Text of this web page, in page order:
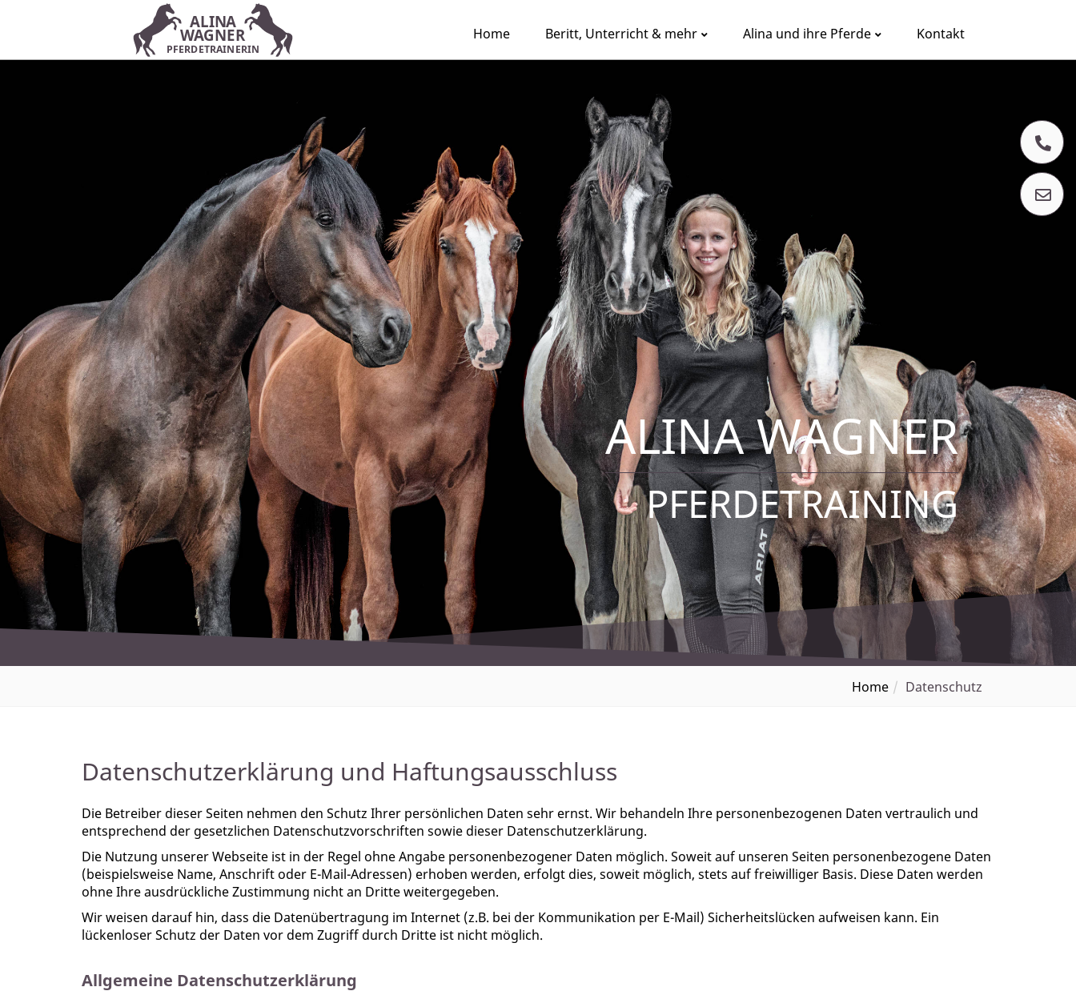
Home Beritt, Unterricht & mehr Alina und ihre Pferde Kontakt
ALINA WAGNER
PFERDETRAINING
Home Datenschutz
Datenschutzerklärung und Haftungsausschluss
Die Betreiber dieser Seiten nehmen den Schutz Ihrer persönlichen Daten sehr ernst. Wir behandeln Ihre personenbezogenen Daten vertraulich und
entsprechend der gesetzlichen Datenschutzvorschriften sowie dieser Datenschutzerklärung.
Die Nutzung unserer Webseite ist in der Regel ohne Angabe personenbezogener Daten möglich. Soweit auf unseren Seiten personenbezogene Daten
(beispielsweise Name, Anschrift oder E-Mail-Adressen) erhoben werden, erfolgt dies, soweit möglich, stets auf freiwilliger Basis. Diese Daten werden
ohne Ihre ausdrückliche Zustimmung nicht an Dritte weitergegeben.
Wir weisen darauf hin, dass die Datenübertragung im Internet (z.B. bei der Kommunikation per E-Mail) Sicherheitslücken aufweisen kann. Ein
lückenloser Schutz der Daten vor dem Zugriff durch Dritte ist nicht möglich.
Allgemeine Datenschutzerklärung